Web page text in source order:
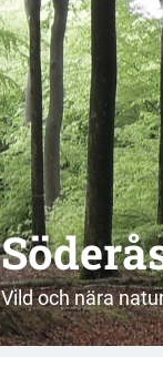
Vild och nära